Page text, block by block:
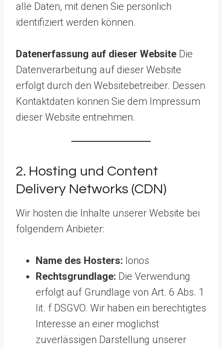
alle Daten, mit denen Sie persönlich
identifiziert werden können.
Datenerfassung auf dieser Website Die
Datenverarbeitung auf dieser Website
erfolgt durch den Websitebetreiber. Dessen
Kontaktdaten können Sie dem Impressum
dieser Website entnehmen.
2. Hosting und Content
Delivery Networks (CDN)
Wir hosten die Inhalte unserer Website bei
folgendem Anbieter:
Name des Hosters: Ionos
Rechtsgrundlage: Die Verwendung
erfolgt auf Grundlage von Art. 6 Abs. 1
lit. f DSGVO. Wir haben ein berechtigtes
Interesse an einer möglichst
zuverlässigen Darstellung unserer